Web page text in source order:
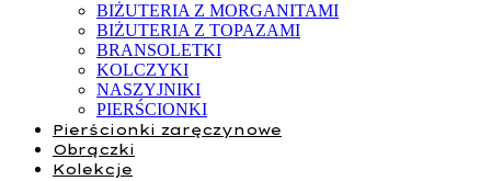
BIŻUTERIA Z MORGANITAMI
BIŻUTERIA Z TOPAZAMI
BRANSOLETKI
KOLCZYKI
NASZYJNIKI
PIERŚCIONKI
Pierścionki zaręczynowe
Obrączki
Kolekcje